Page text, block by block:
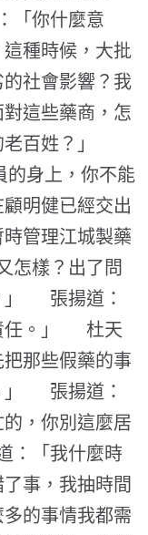
「你什麼意
種時候，大批
社會影響？我
這些藥商，怎
百姓？」
身上，你不能
明健已經交出
管理江城製藥
樣？出了問
」 張揚道：
任。」 杜天
那些假藥的事
」 張揚道：
的，你別這麼居
：「我什麼時
事，我抽時間
的事情我都需